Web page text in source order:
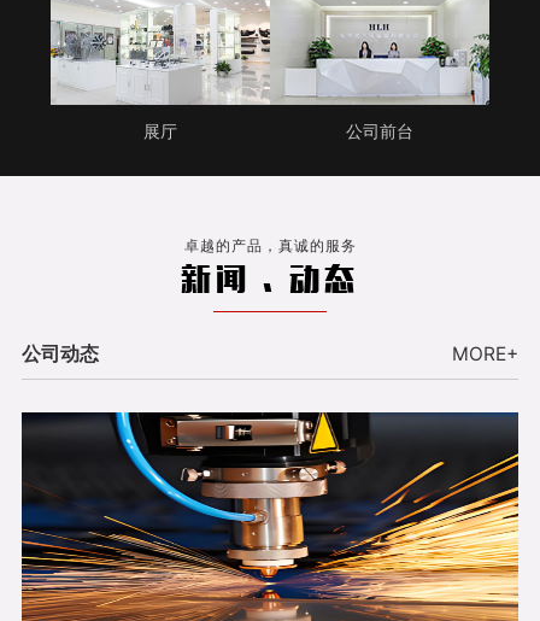
展厅 公司前台
卓越的产品，真诚的服务
新闻 . 动态
公司动态 MORE+